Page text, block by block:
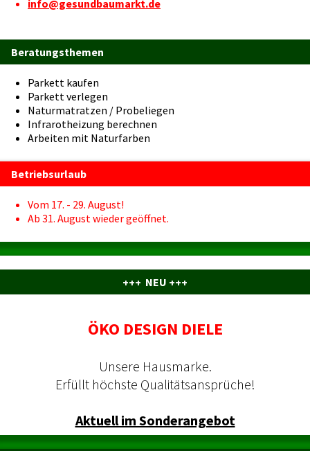
info@gesundbaumarkt.de
Beratungsthemen
Parkett kaufen
Parkett verlegen
Naturmatratzen / Probeliegen
Infrarotheizung berechnen
Arbeiten mit Naturfarben
Betriebsurlaub
Vom 17. - 29. August!
Ab 31. August wieder geöffnet.
+++ NEU +++
ÖKO DESIGN DIELE
Unsere Hausmarke.
Erfüllt höchste Qualitätsansprüche!
Aktuell im Sonderangebot